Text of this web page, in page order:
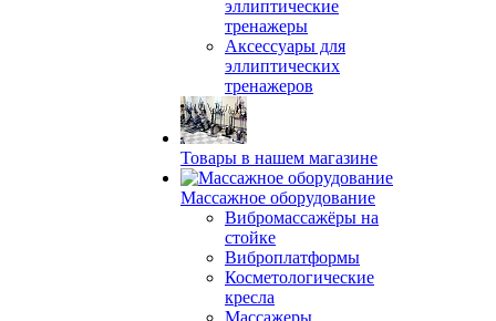
эллиптические
тренажеры
Аксессуары для
эллиптических
тренажеров
Товары в нашем магазине
Массажное оборудование
Вибромассажёры на
стойке
Виброплатформы
Косметологические
кресла
Массажеры